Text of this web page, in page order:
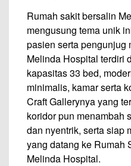
Rumah sakit bersalin
mengusung tema unik
pasien serta pengunjug
Melinda Hospital terdiri
kapasitas 33 bed,
minimalis, kamar serta
Craft Gallerynya yang
koridor pun menambah
dan nyentrik, serta siap
yang datang ke Rumah
Melinda Hospital.